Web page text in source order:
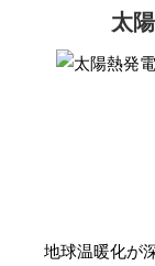
太
地球温暖化が